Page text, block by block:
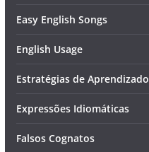
Easy English Songs
English Usage
Estratégias de Aprendizado
Expressões Idiomáticas
Falsos Cognatos